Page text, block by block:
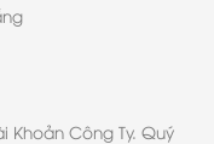
Khoản Công Ty. Quý